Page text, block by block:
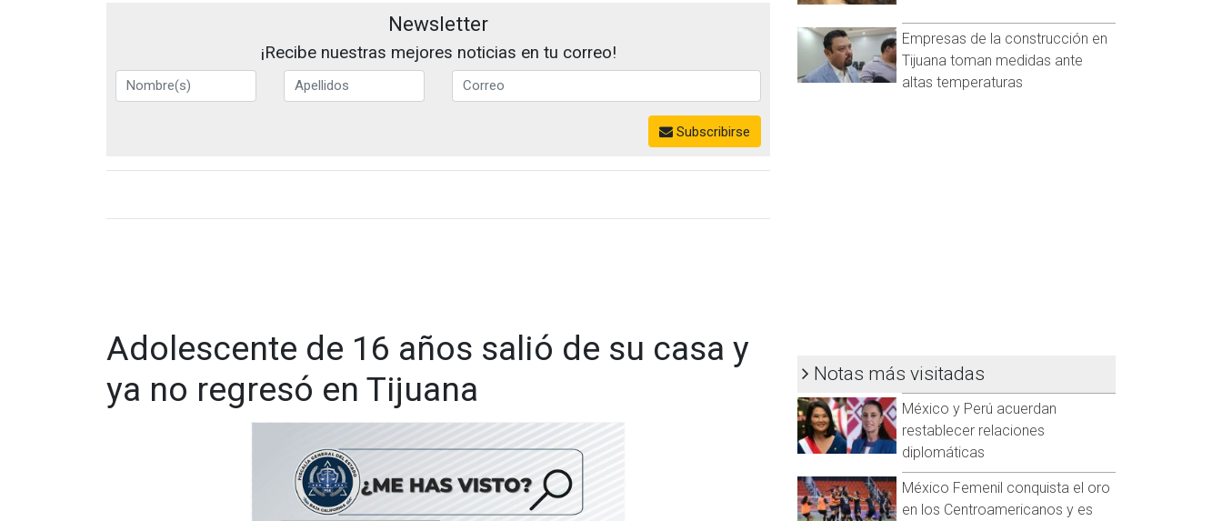
Newsletter
¡Recibe nuestras mejores noticias en tu correo!
Subscribirse
Adolescente de 16 años salió de su casa y
ya no regresó en Tijuana
Empresas de la construcción en
Tijuana toman medidas ante
altas temperaturas
Notas más visitadas
México y Perú acuerdan
restablecer relaciones
diplomáticas
México Femenil conquista el oro
en los Centroamericanos y es